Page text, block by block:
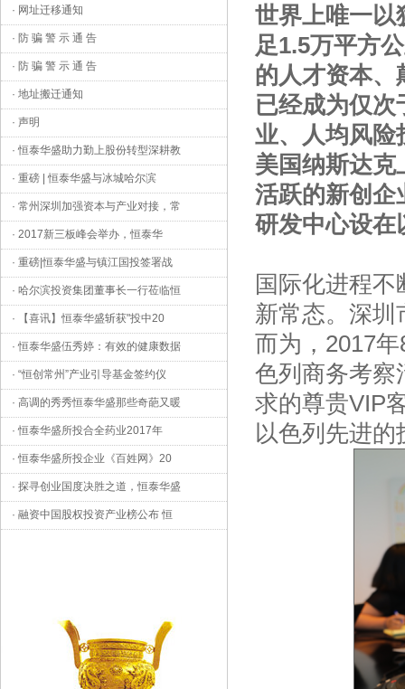
· 网址迁移通知
· 防 骗 警 示 通 告
· 防 骗 警 示 通 告
· 地址搬迁通知
· 声明
·恒泰华盛助力勤上股份转型深耕教
· 重磅 | 恒泰华盛与冰城哈尔滨
· 常州深圳加强资本与产业对接，常
· 2017新三板峰会举办，恒泰华
· 重磅|恒泰华盛与镇江国投签署战
· 哈尔滨投资集团董事长一行莅临恒
· 【喜讯】恒泰华盛斩获"投中20
·恒泰华盛伍秀婷：有效的健康数据
· “恒创常州”产业引导基金签约仪
· 高调的秀秀恒泰华盛那些奇葩又暖
·恒泰华盛所投合全药业2017年
·恒泰华盛所投企业《百姓网》20
· 探寻创业国度决胜之道，恒泰华盛
· 融资中国股权投资产业榜公布 恒
世界上唯一以
足1.5万平方
的人才资本、
已经成为仅
业、人均风险
美国纳斯达克
活跃的新创企
研发中心设在
国际化进程
新常态。深圳
而为，2017
色列商务考察
求的尊贵VIP
以色列先进